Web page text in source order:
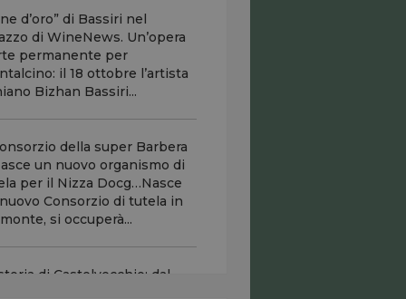
d’oro” di Bassiri nel
di WineNews. Un’opera
permanente per
il 18 ottobre l’artista
Bizhan Bassiri...
della super Barbera
un nuovo organismo di
per il Nizza Docg…Nasce
Consorzio di tutela in
si occuperà...
di Castelvecchio: dal